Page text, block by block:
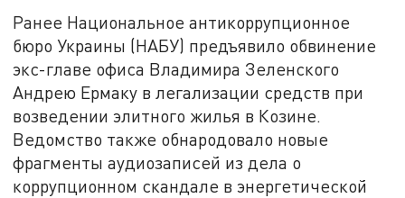
Ранее Национальное антикоррупционное
бюро Украины (НАБУ) предъявило обвинение
экс-главе офиса Владимира Зеленского
Андрею Ермаку в легализации средств при
возведении элитного жилья в Козине.
Ведомство также обнародовало новые
фрагменты аудиозаписей из дела о
коррупционном скандале в энергетической